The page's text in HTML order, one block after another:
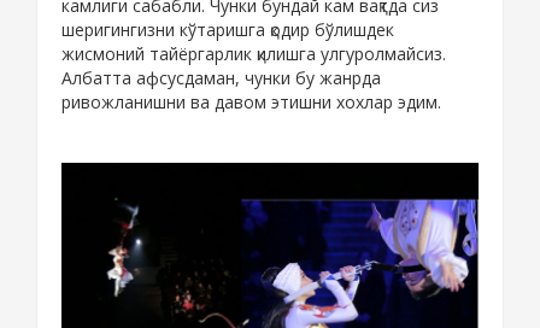
камлиги сабабли. Чунки бундай кам вақтда сиз
шеригингизни кўтаришга қодир бўлишдек
жисмоний тайёргарлик қилишга улгуролмайсиз.
Албатта афсусдаман, чунки бу жанрда
ривожланишни ва давом этишни хохлар эдим.